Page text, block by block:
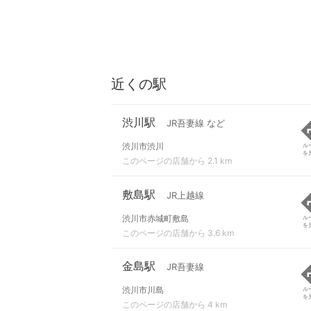
近くの駅
渋川駅 JR吾妻線 など
渋川市渋川
このページの店舗から 2.1 km
ル
を
敷島駅 JR上越線
渋川市赤城町敷島
このページの店舗から 3.6 km
ル
を
金島駅 JR吾妻線
渋川市川島
このページの店舗から 4 km
ル
を